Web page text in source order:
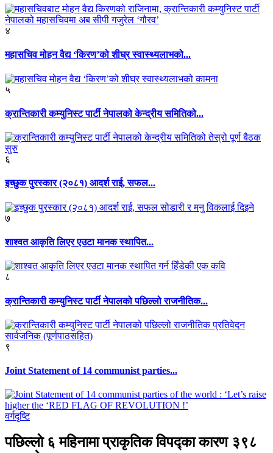
४
महासचिव मोहन वैद्य ‘किरण’को शीघ्र स्वास्थ्यलाभको...
५
क्रान्तिकारी कम्युनिस्ट पार्टी नेपालको केन्द्रीय समितिको...
६
इच्छुक पुरस्कार (२०८१) आदर्श राई, सफल...
७
शाश्वत आकृति लिएर एउटा मानक स्थापित...
८
क्रान्तिकारी कम्युनिस्ट पार्टी नेपालको पछिल्लो राजनीतिक...
९
Joint Statement of 14 communist parties...
वर्गदृष्टि
पछिल्लाे ६ महिनामा प्राकृतिक विपद्का कारण ३९८